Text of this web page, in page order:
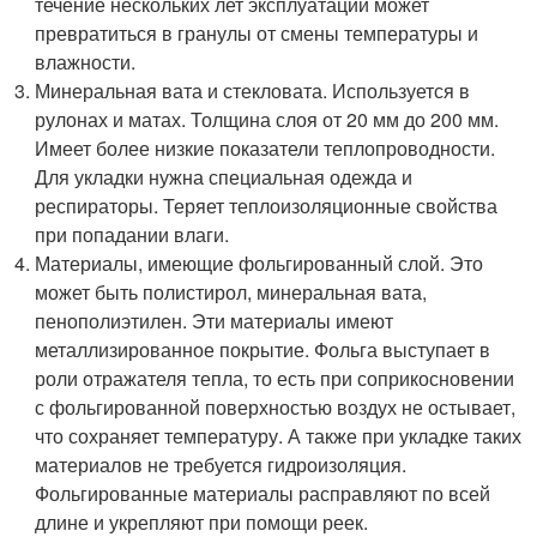
превратиться в гранулы от смены температуры и
влажности.
Минеральная вата и стекловата. Используется в
рулонах и матах. Толщина слоя от 20 мм до 200 мм.
Имеет более низкие показатели теплопроводности.
Для укладки нужна специальная одежда и
респираторы. Теряет теплоизоляционные свойства
при попадании влаги.
Материалы, имеющие фольгированный слой. Это
может быть полистирол, минеральная вата,
пенополиэтилен. Эти материалы имеют
металлизированное покрытие. Фольга выступает в
роли отражателя тепла, то есть при соприкосновении
с фольгированной поверхностью воздух не остывает,
что сохраняет температуру. А также при укладке таких
материалов не требуется гидроизоляция.
Фольгированные материалы расправляют по всей
длине и укрепляют при помощи реек.